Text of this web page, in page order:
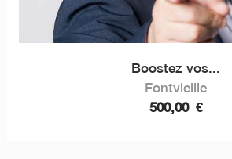
Boostez vos...
Fontvieille
500,00 €